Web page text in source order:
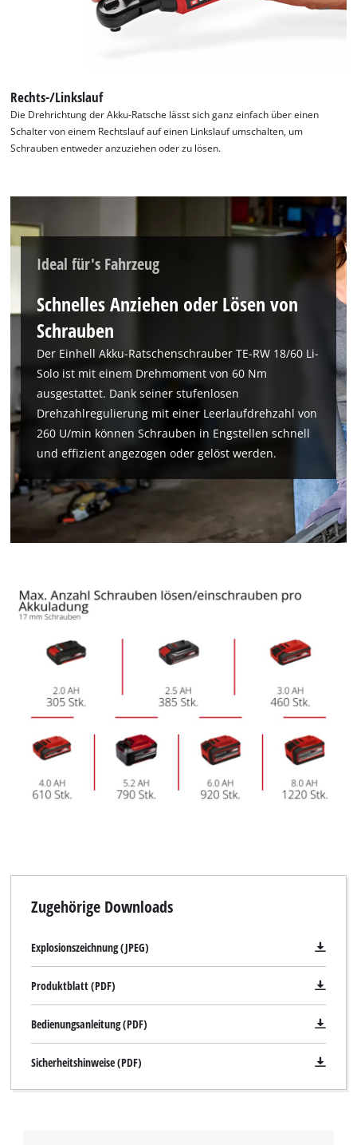
Wir benötigen deine Zustimmung, um
This content is not permitted to load due
to trackers that are not disclosed to the
the site with their CMP to add this content
to the list of technologies used.
Management Platform
Rechts-/Linkslauf
Die Drehrichtung der Akku-Ratsche lässt sich ganz einfach über einen
Schalter von einem Rechtslauf auf einen Linkslauf umschalten, um
Schrauben entweder anzuziehen oder zu lösen.
Ideal für's Fahrzeug
Schnelles Anziehen oder Lösen von
Schrauben
Der Einhell Akku-Ratschenschrauber TE-RW 18/60 Li-
Solo ist mit einem Drehmoment von 60 Nm
ausgestattet. Dank seiner stufenlosen
Drehzahlregulierung mit einer Leerlaufdrehzahl von
260 U/min können Schrauben in Engstellen schnell
und effizient angezogen oder gelöst werden.
Zugehörige Downloads
Explosionszeichnung (JPEG)
Produktblatt (PDF)
Bedienungsanleitung (PDF)
Sicherheitshinweise (PDF)